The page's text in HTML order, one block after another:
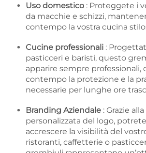
Uso domestico : Proteggete i
da macchie e schizzi,
contempo la vostra cucina
Cucine professionali :
pasticceri e baristi, questo
apparire sempre professionali,
contempo la protezione e la
necessarie per lunghe ore
Branding Aziendale : Grazie
personalizzata del logo,
accrescere la visibilità del
ristoranti, caffetterie o